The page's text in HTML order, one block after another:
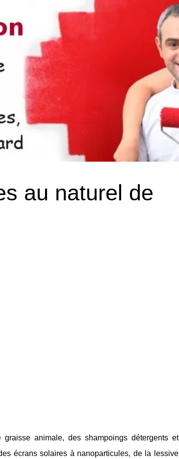
au naturel de
animale, des shampoings détergents et
écrans solaires à nanoparticules, de la lessive